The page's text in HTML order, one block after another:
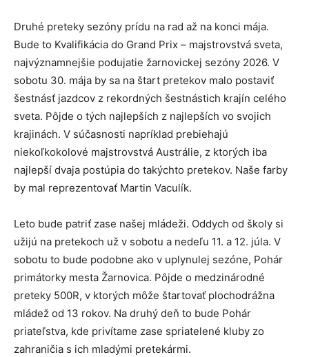
Druhé preteky sezóny prídu na rad až na konci mája.
Bude to Kvalifikácia do Grand Prix – majstrovstvá sveta,
najvýznamnejšie podujatie žarnovickej sezóny 2026. V
sobotu 30. mája by sa na štart pretekov malo postaviť
šestnásť jazdcov z rekordných šestnástich krajín celého
sveta. Pôjde o tých najlepších z najlepších vo svojich
krajinách. V súčasnosti napríklad prebiehajú
niekoľkokolové majstrovstvá Austrálie, z ktorých iba
najlepší dvaja postúpia do takýchto pretekov. Naše farby
by mal reprezentovať Martin Vaculík.
Leto bude patriť zase našej mládeži. Oddych od školy si
užijú na pretekoch už v sobotu a nedeľu 11. a 12. júla. V
sobotu to bude podobne ako v uplynulej sezóne, Pohár
primátorky mesta Žarnovica. Pôjde o medzinárodné
preteky 500R, v ktorých môže štartovať plochodrážna
mládež od 13 rokov. Na druhý deň to bude Pohár
priateľstva, kde privítame zase spriatelené kluby zo
zahraničia s ich mladými pretekármi.